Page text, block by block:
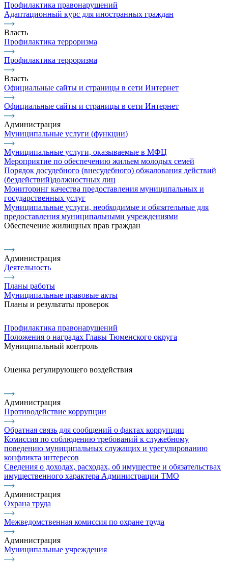
Профилактика правонарушений
Адаптационный курс для иностранных граждан
Власть
Профилактика терроризма
Профилактика терроризма
Власть
Официальные сайты и страницы в сети Интернет
Официальные сайты и страницы в сети Интернет
Администрация
Муниципальные услуги (функции)
Муниципальные услуги, оказываемые в МФЦ
Мероприятие по обеспечению жильем молодых семей
Порядок досудебного (внесудебного) обжалования действий
(бездействий)должностных лиц
Мониторинг качества предоставления муниципальных и
государственных услуг
Муниципальные услуги, необходимые и обязательные для
предоставления муниципальными учреждениями
Обеспечение жилищных прав граждан
Администрация
Деятельность
Планы работы
Муниципальные правовые акты
Планы и результаты проверок
Профилактика правонарушений
Положения о наградах Главы Тюменского округа
Муниципальный контроль
Оценка регулирующего воздействия
Администрация
Противодействие коррупции
Обратная связь для сообщений о фактах коррупции
Комиссия по соблюдению требований к служебному
поведению муниципальных служащих и урегулированию
конфликта интересов
Сведения о доходах, расходах, об имуществе и обязательствах
имущественного характера Администрации ТМО
Администрация
Охрана труда
Межведомственная комиссия по охране труда
Администрация
Муниципальные учреждения